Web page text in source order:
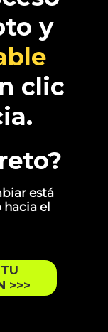
y
clic
está
el
>>>